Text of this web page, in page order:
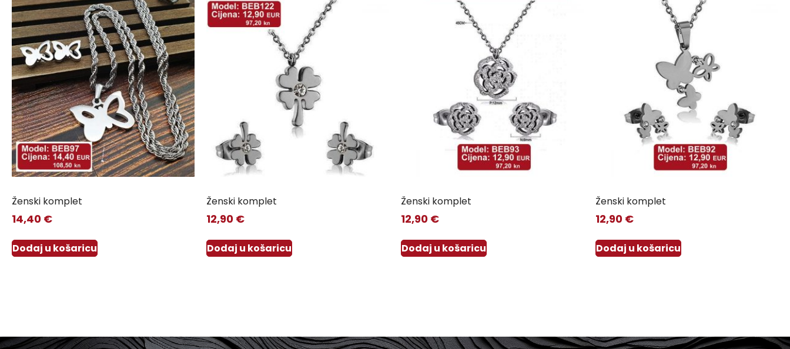
Ženski komplet
14,40 €
Dodaj u košaricu
Ženski komplet
12,90 €
Dodaj u košaricu
Ženski komplet
12,90 €
Dodaj u košaricu
Ženski komplet
12,90 €
Dodaj u košaricu